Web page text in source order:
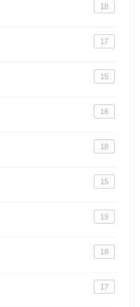
18
17
15
16
18
15
19
18
17